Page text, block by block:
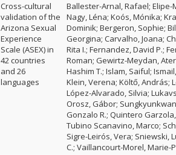
Cross-cultural
validation of the
Arizona Sexual
Experience
Scale (ASEX) in
42 countries
and 26
languages
Ballester-Arnal, Rafael;
Nagy, Léna; Koós, Mónika;
Dominik; Bergeron, Sophie;
Georgina; Carvalho, Joana;
Rita I.; Fernandez, David P.;
Roman; Gewirtz-Meydan,
Hashim T.; Islam, Saiful;
Klein, Verena; Költő, András;
López-Alvarado, Silvia;
Orosz, Gábor;
Gonzalo R.; Quintero
Tubino Scanavino, Marco;
Sigre-Leirós, Vera; Sniewski,
C.; Vaillancourt-Morel, Marie-